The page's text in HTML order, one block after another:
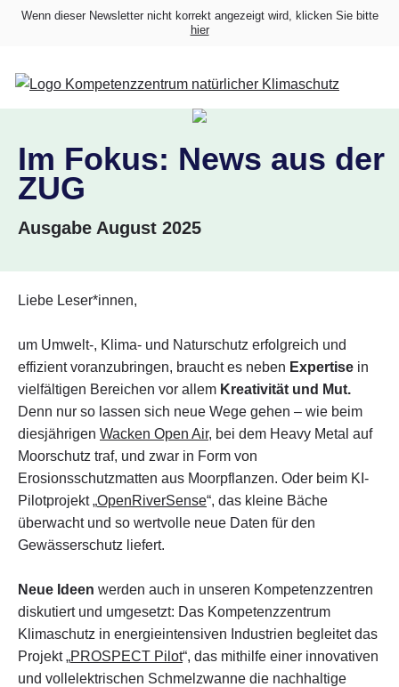
Wenn dieser Newsletter nicht korrekt angezeigt wird, klicken Sie bitte
hier
Im Fokus: News aus der
ZUG
Ausgabe August 2025
Liebe Leser*innen,
um Umwelt-, Klima- und Naturschutz erfolgreich und
effizient voranzubringen, braucht es neben Expertise in
vielfältigen Bereichen vor allem Kreativität und Mut.
Denn nur so lassen sich neue Wege gehen – wie beim
diesjährigen Wacken Open Air, bei dem Heavy Metal auf
Moorschutz traf, und zwar in Form von
Erosionsschutzmatten aus Moorpflanzen. Oder beim KI-
Pilotprojekt „OpenRiverSense“, das kleine Bäche
überwacht und so wertvolle neue Daten für den
Gewässerschutz liefert.
Neue Ideen werden auch in unseren Kompetenzzentren
diskutiert und umgesetzt: Das Kompetenzzentrum
Klimaschutz in energieintensiven Industrien begleitet das
Projekt „PROSPECT Pilot“, das mithilfe einer innovativen
und vollelektrischen Schmelzwanne die nachhaltige